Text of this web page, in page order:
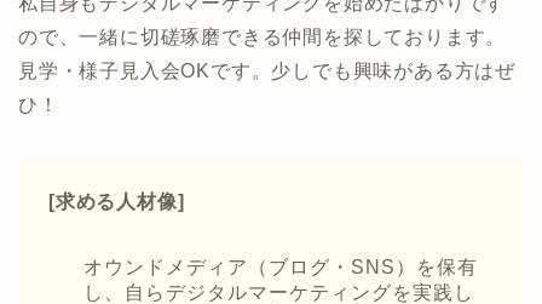
ので、一緒に切磋琢磨できる仲間を探しております。
見学・様子見入会OKです。少しでも興味がある方はぜ
ひ！
[求める人材像]
オウンドメディア（ブログ・SNS）を保有
し、自らデジタルマーケティングを実践し